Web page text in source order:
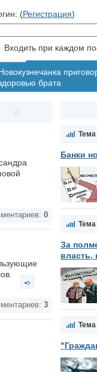
(Регистрация)
Входить при каждом
брата
Банки
За
власть,
0
3